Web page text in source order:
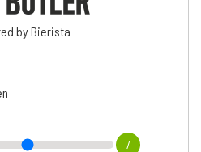
by Bierista
7